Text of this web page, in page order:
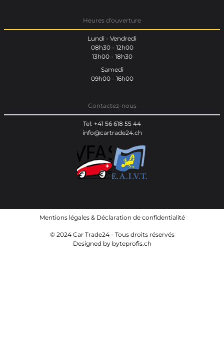
Heures d'ouverture
Lundi - Vendredi
08h30 - 12h00
13h00 - 18h30
Samedi
09h00 - 16h00
Contactez-nous
Tel: +41 56 618 55 44
info@cartrade24.ch
Mentions légales& Déclaration de confidentialité
© 2024 Car Trade24 - Tous droits réservés
Designed by byteprofis.ch